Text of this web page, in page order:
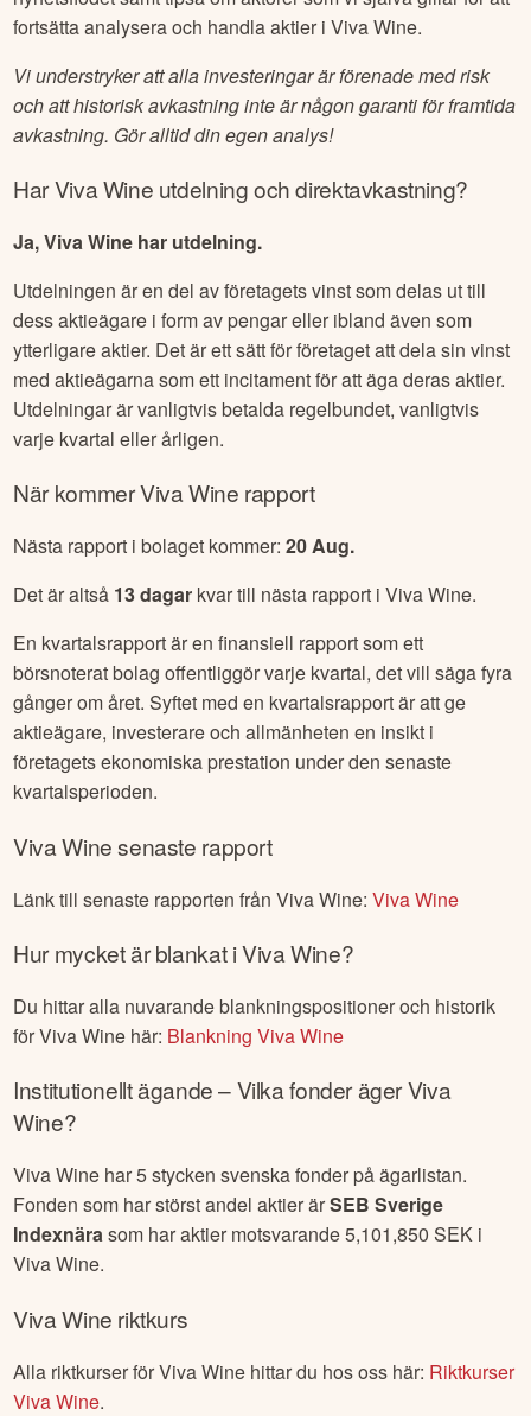
fortsätta analysera och handla aktier iViva Wine.
Vi understryker att alla investeringar är förenade med risk
och att historisk avkastning inte är någon garanti för framtida
avkastning. Gör alltid din egen analys!
HarViva Wine utdelning och direktavkastning?
Ja, Viva Wine har utdelning.
Utdelningen är en del av företagets vinst som delas ut till
dess aktieägare i form av pengar eller ibland även som
ytterligare aktier. Det är ett sätt för företaget att dela sin vinst
med aktieägarna som ett incitament för att äga deras aktier.
Utdelningar är vanligtvis betalda regelbundet, vanligtvis
varje kvartal eller årligen.
När kommerViva Wine rapport
Nästa rapport i bolaget kommer:20 Aug.
Det är altså 13dagar kvar till nästa rapport iViva Wine.
En kvartalsrapport är en finansiell rapport som ett
börsnoterat bolag offentliggör varje kvartal, det vill säga fyra
gånger om året. Syftet med en kvartalsrapport är att ge
aktieägare, investerare och allmänheten en insikt i
företagets ekonomiska prestation under den senaste
kvartalsperioden.
Viva Winesenaste rapport
Länk till senaste rapporten frånViva Wine:Viva Wine
Hur mycket är blankat iViva Wine?
Du hittar alla nuvarande blankningspositioner och historik
förViva Wine här: BlankningViva Wine
Institutionellt ägande – Vilka fonder ägerViva
Wine?
Viva Wine har5stycken svenska fonder på ägarlistan.
Fonden som har störst andel aktier ärSEB Sverige
Indexnärasom har aktier motsvarande5,101,850 SEK i
Viva Wine.
Viva Wine riktkurs
Alla riktkurser förViva Wine hittar du hos oss här: Riktkurser
Viva Wine.